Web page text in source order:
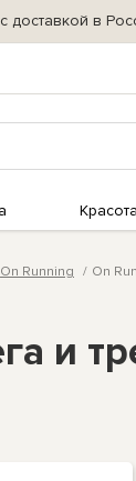
в
Красота
On Running
On
и